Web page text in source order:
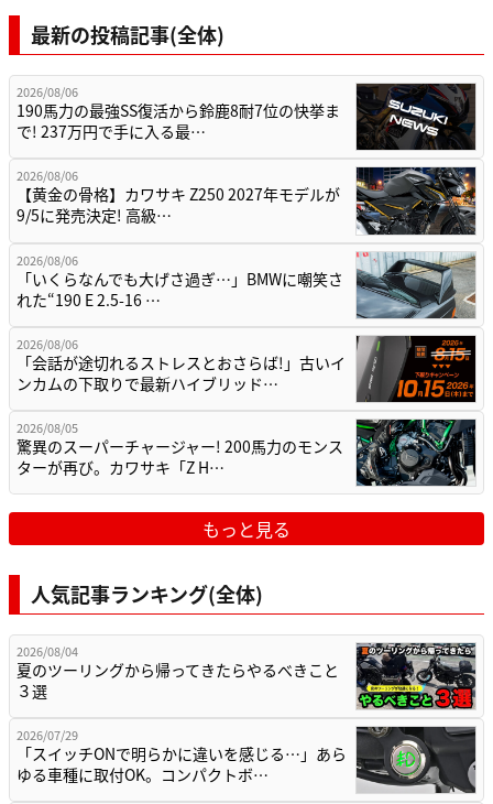
最新の投稿記事(全体)
2026/08/06
190馬力の最強SS復活から鈴鹿8耐7位の快挙ま
で! 237万円で手に入る最…
2026/08/06
【黄金の骨格】カワサキ Z250 2027年モデルが
9/5に発売決定! 高級…
2026/08/06
「いくらなんでも大げさ過ぎ…」BMWに嘲笑さ
れた“190 E 2.5-16 …
2026/08/06
「会話が途切れるストレスとおさらば!」古いイ
ンカムの下取りで最新ハイブリッド…
2026/08/05
驚異のスーパーチャージャー! 200馬力のモンス
ターが再び。カワサキ「Z H…
もっと見る
人気記事ランキング(全体)
2026/08/04
夏のツーリングから帰ってきたらやるべきこと
３選
2026/07/29
「スイッチONで明らかに違いを感じる…」あら
ゆる車種に取付OK。コンパクトボ…